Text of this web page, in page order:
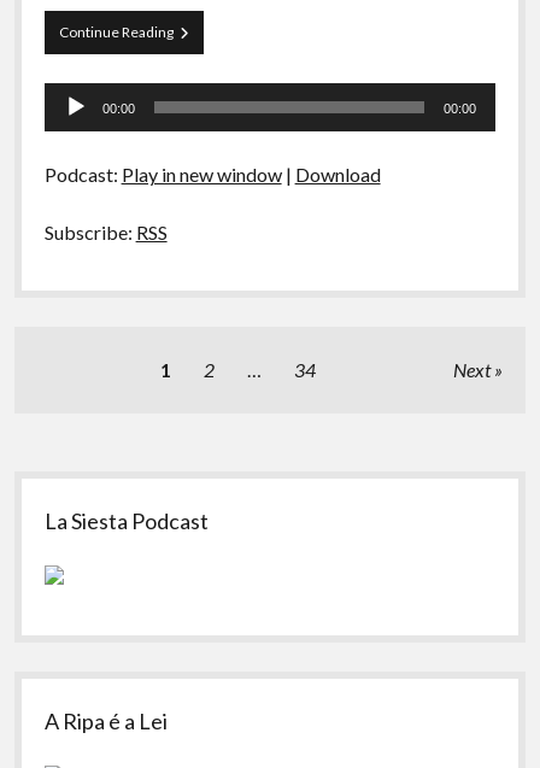
Continue ReadingDr.
Fantástico
Tocador
00:00 00:00
Podcast: Play in new window| Download
Subscribe: RSS
1 2 … 34 Next
Sidebar
La Siesta Podcast
A Ripa é a Lei